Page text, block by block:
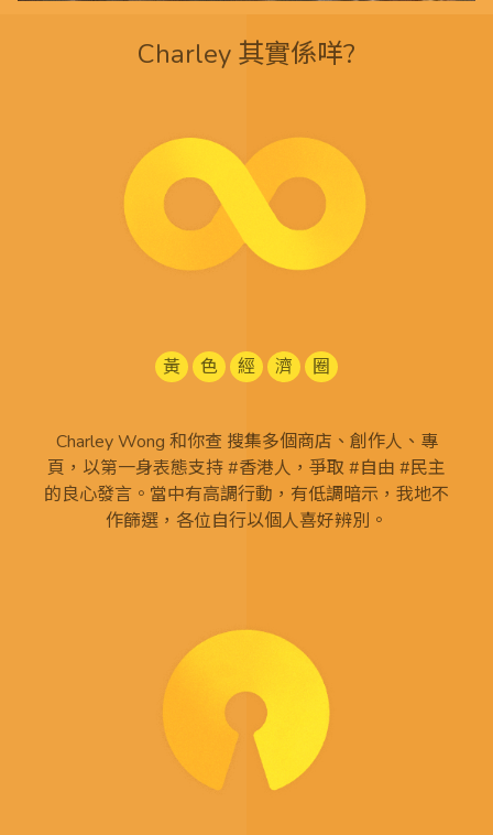
Charley 其實係咩?
黃 色 經 濟 圈
Charley Wong 和你查 搜集多個商店、創作人、專
頁，以第一身表態支持 #香港人，爭取 #自由 #民主
的良心發言。當中有高調行動，有低調暗示，我地不
作篩選，各位自行以個人喜好辨別。